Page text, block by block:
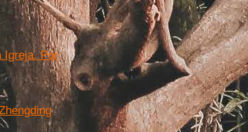
Igreja. Por